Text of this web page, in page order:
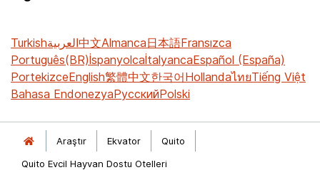
Turkishالعربية中文Almanca日本語Fransızca
Português(BR)İspanyolcaİtalyancaEspañol (España)
PortekizceEnglish繁體中文한국어HollandaไทยTiếng Việt
Bahasa EndonezyaРусскийPolski
Araştır Ekvator
Quito
Quito Evcil Hayvan Dostu Otelleri